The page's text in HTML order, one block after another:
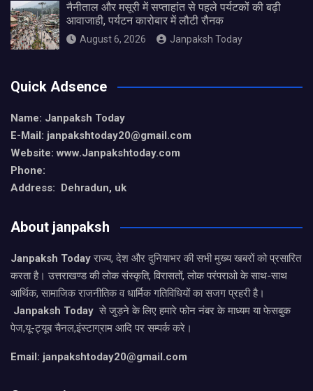
नैनीताल और मसूरी में सप्ताहांत से पहले पर्यटकों की बढ़ी
आवाजाही, पर्यटन कारोबार में लौटी रौनक
August 6, 2026 Janpaksh Today
Quick Adsence
Name: Janpaksh Today
E-Mail: janpakshtoday20@gmail.com
Website: www.Janpakshtoday.com
Phone:
Address: Dehradun, uk
About janpaksh
Janpaksh Todayराज्य, देश और दुनियाभर की सभी मुख्य खबरों को प्रसारित
करता है। उत्तराखण्ड की लोक संस्कृति, विरासतों, लोक परंपराओ के साथ-साथ
आर्थिक, सामाजिक राजनीतिक व धार्मिक गतिविधियों का सजग प्रहरी है।
Janpaksh Today से जुड़ने के लिए हमारे फोन नंबर के माध्यम या फेसबुक
पेज,यू-ट्यूब चैनल,इंस्टाग्राम आदि पर सम्पर्क करे।
Email: janpakshtoday20@gmail.com